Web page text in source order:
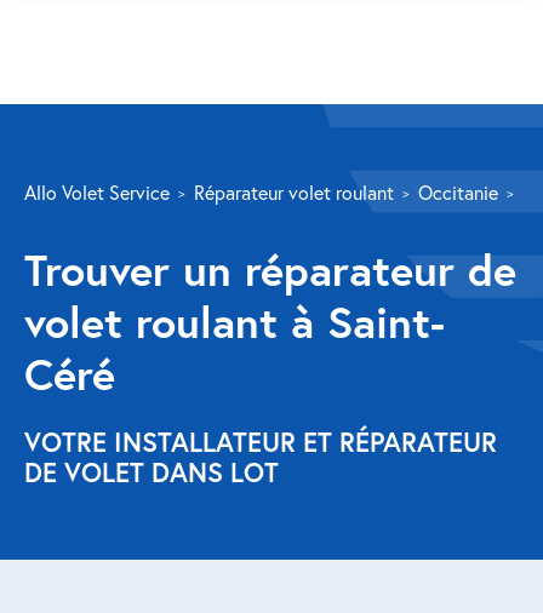
Volet roulant
Réparation
Volet roulant Velux
Au-delà de la fenêtre
Réparation store banne
Réparation portail
Allo Volet Service Réparateur volet roulant Occitanie
Trouver un réparateur de
volet roulant à Saint-
Céré
VOTRE INSTALLATEUR ET RÉPARATEUR
DE VOLET DANS LOT